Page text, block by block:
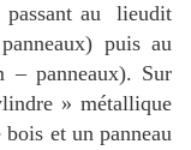
passant au lieudit
puis au
panneaux). Sur
» métallique
et un panneau